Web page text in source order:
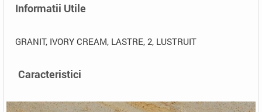
Informatii Utile
GRANIT, IVORY CREAM, LASTRE, 2, LUSTRUIT
Caracteristici